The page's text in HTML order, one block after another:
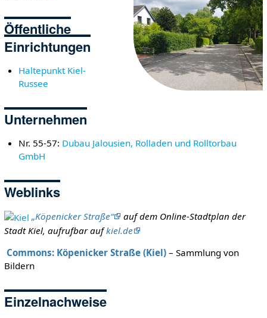
Öffentliche
Einrichtungen
Haltepunkt Kiel-
Russee
Unternehmen
Nr. 55-57: Dubau Jalousien, Rolladen und Rolltorbau
GmbH
Weblinks
„Köpenicker Straße“
auf dem Online-Stadtplan der
Stadt Kiel, aufrufbar aufkiel.de
Commons: Köpenicker Straße (Kiel)– Sammlung von
Bildern
Einzelnachweise